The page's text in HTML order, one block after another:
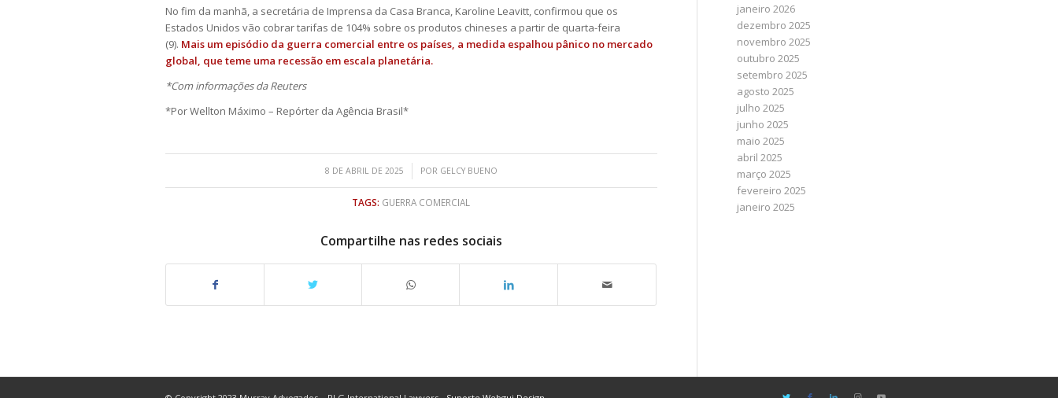
No fim da manhã, a secretária de Imprensa da Casa Branca, Karoline Leavitt, confirmou que os
Estados Unidos vão cobrar tarifas de 104% sobre os produtos chineses a partir de quarta-feira
(9). Mais um episódio da guerra comercial entre os países, a medida espalhou pânico no mercado
global, que teme uma recessão em escala planetária.
*Com informações da Reuters
*Por Wellton Máximo – Repórter da Agência Brasil*
8 DE ABRIL DE 2025
/ POR GELCY BUENO
TAGS: GUERRA COMERCIAL
Compartilhe nas redes sociais
janeiro 2026
dezembro 2025
novembro 2025
outubro 2025
setembro 2025
agosto 2025
julho 2025
junho 2025
maio 2025
abril 2025
março 2025
fevereiro 2025
janeiro 2025